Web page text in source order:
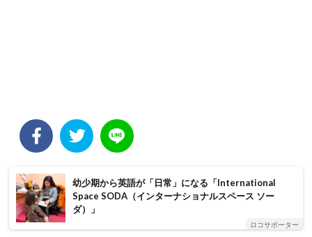
幼少期から英語が「日常」になる「International
Space SODA（インターナショナルスペース ソー
ダ）」
ロコサポーター